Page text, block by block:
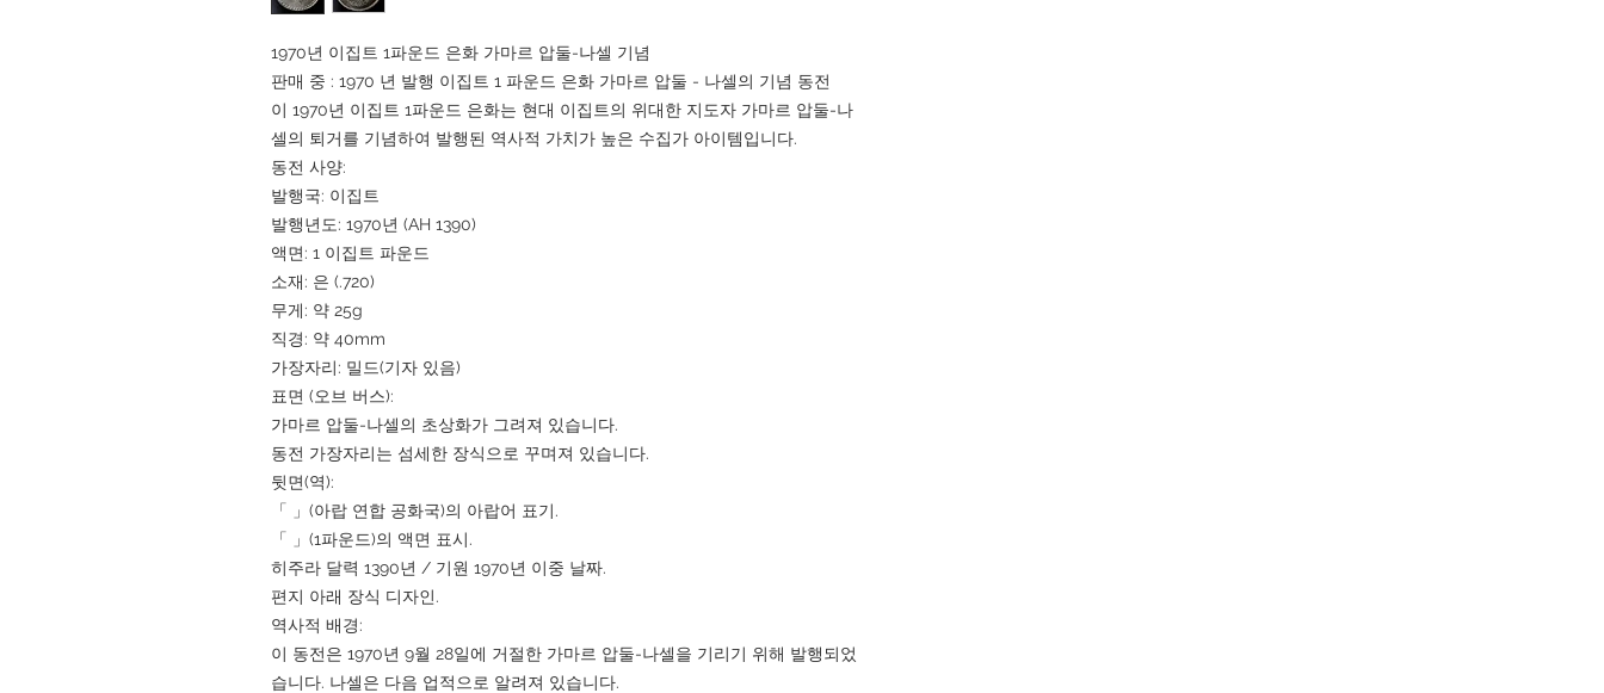
1970년 이집트 1파운드 은화 가마르 압둘-나셀 기념
판매 중 : 1970 년 발행 이집트 1 파운드 은화 가마르 압둘 - 나셀의 기념 동전
이 1970년 이집트 1파운드 은화는 현대 이집트의 위대한 지도자 가마르 압둘-나
셀의 퇴거를 기념하여 발행된 역사적 가치가 높은 수집가 아이템입니다.
동전 사양:
발행국: 이집트
발행년도: 1970년 (AH 1390)
액면: 1 이집트 파운드
소재: 은 (.720)
무게: 약 25g
직경: 약 40mm
가장자리: 밀드(기자 있음)
표면 (오브 버스):
가마르 압둘-나셀의 초상화가 그려져 있습니다.
동전 가장자리는 섬세한 장식으로 꾸며져 있습니다.
뒷면(역):
「 」(아랍 연합 공화국)의 아랍어 표기.
「 」(1파운드)의 액면 표시.
히주라 달력 1390년 / 기원 1970년 이중 날짜.
편지 아래 장식 디자인.
역사적 배경:
이 동전은 1970년 9월 28일에 거절한 가마르 압둘-나셀을 기리기 위해 발행되었
습니다. 나셀은 다음 업적으로 알려져 있습니다.